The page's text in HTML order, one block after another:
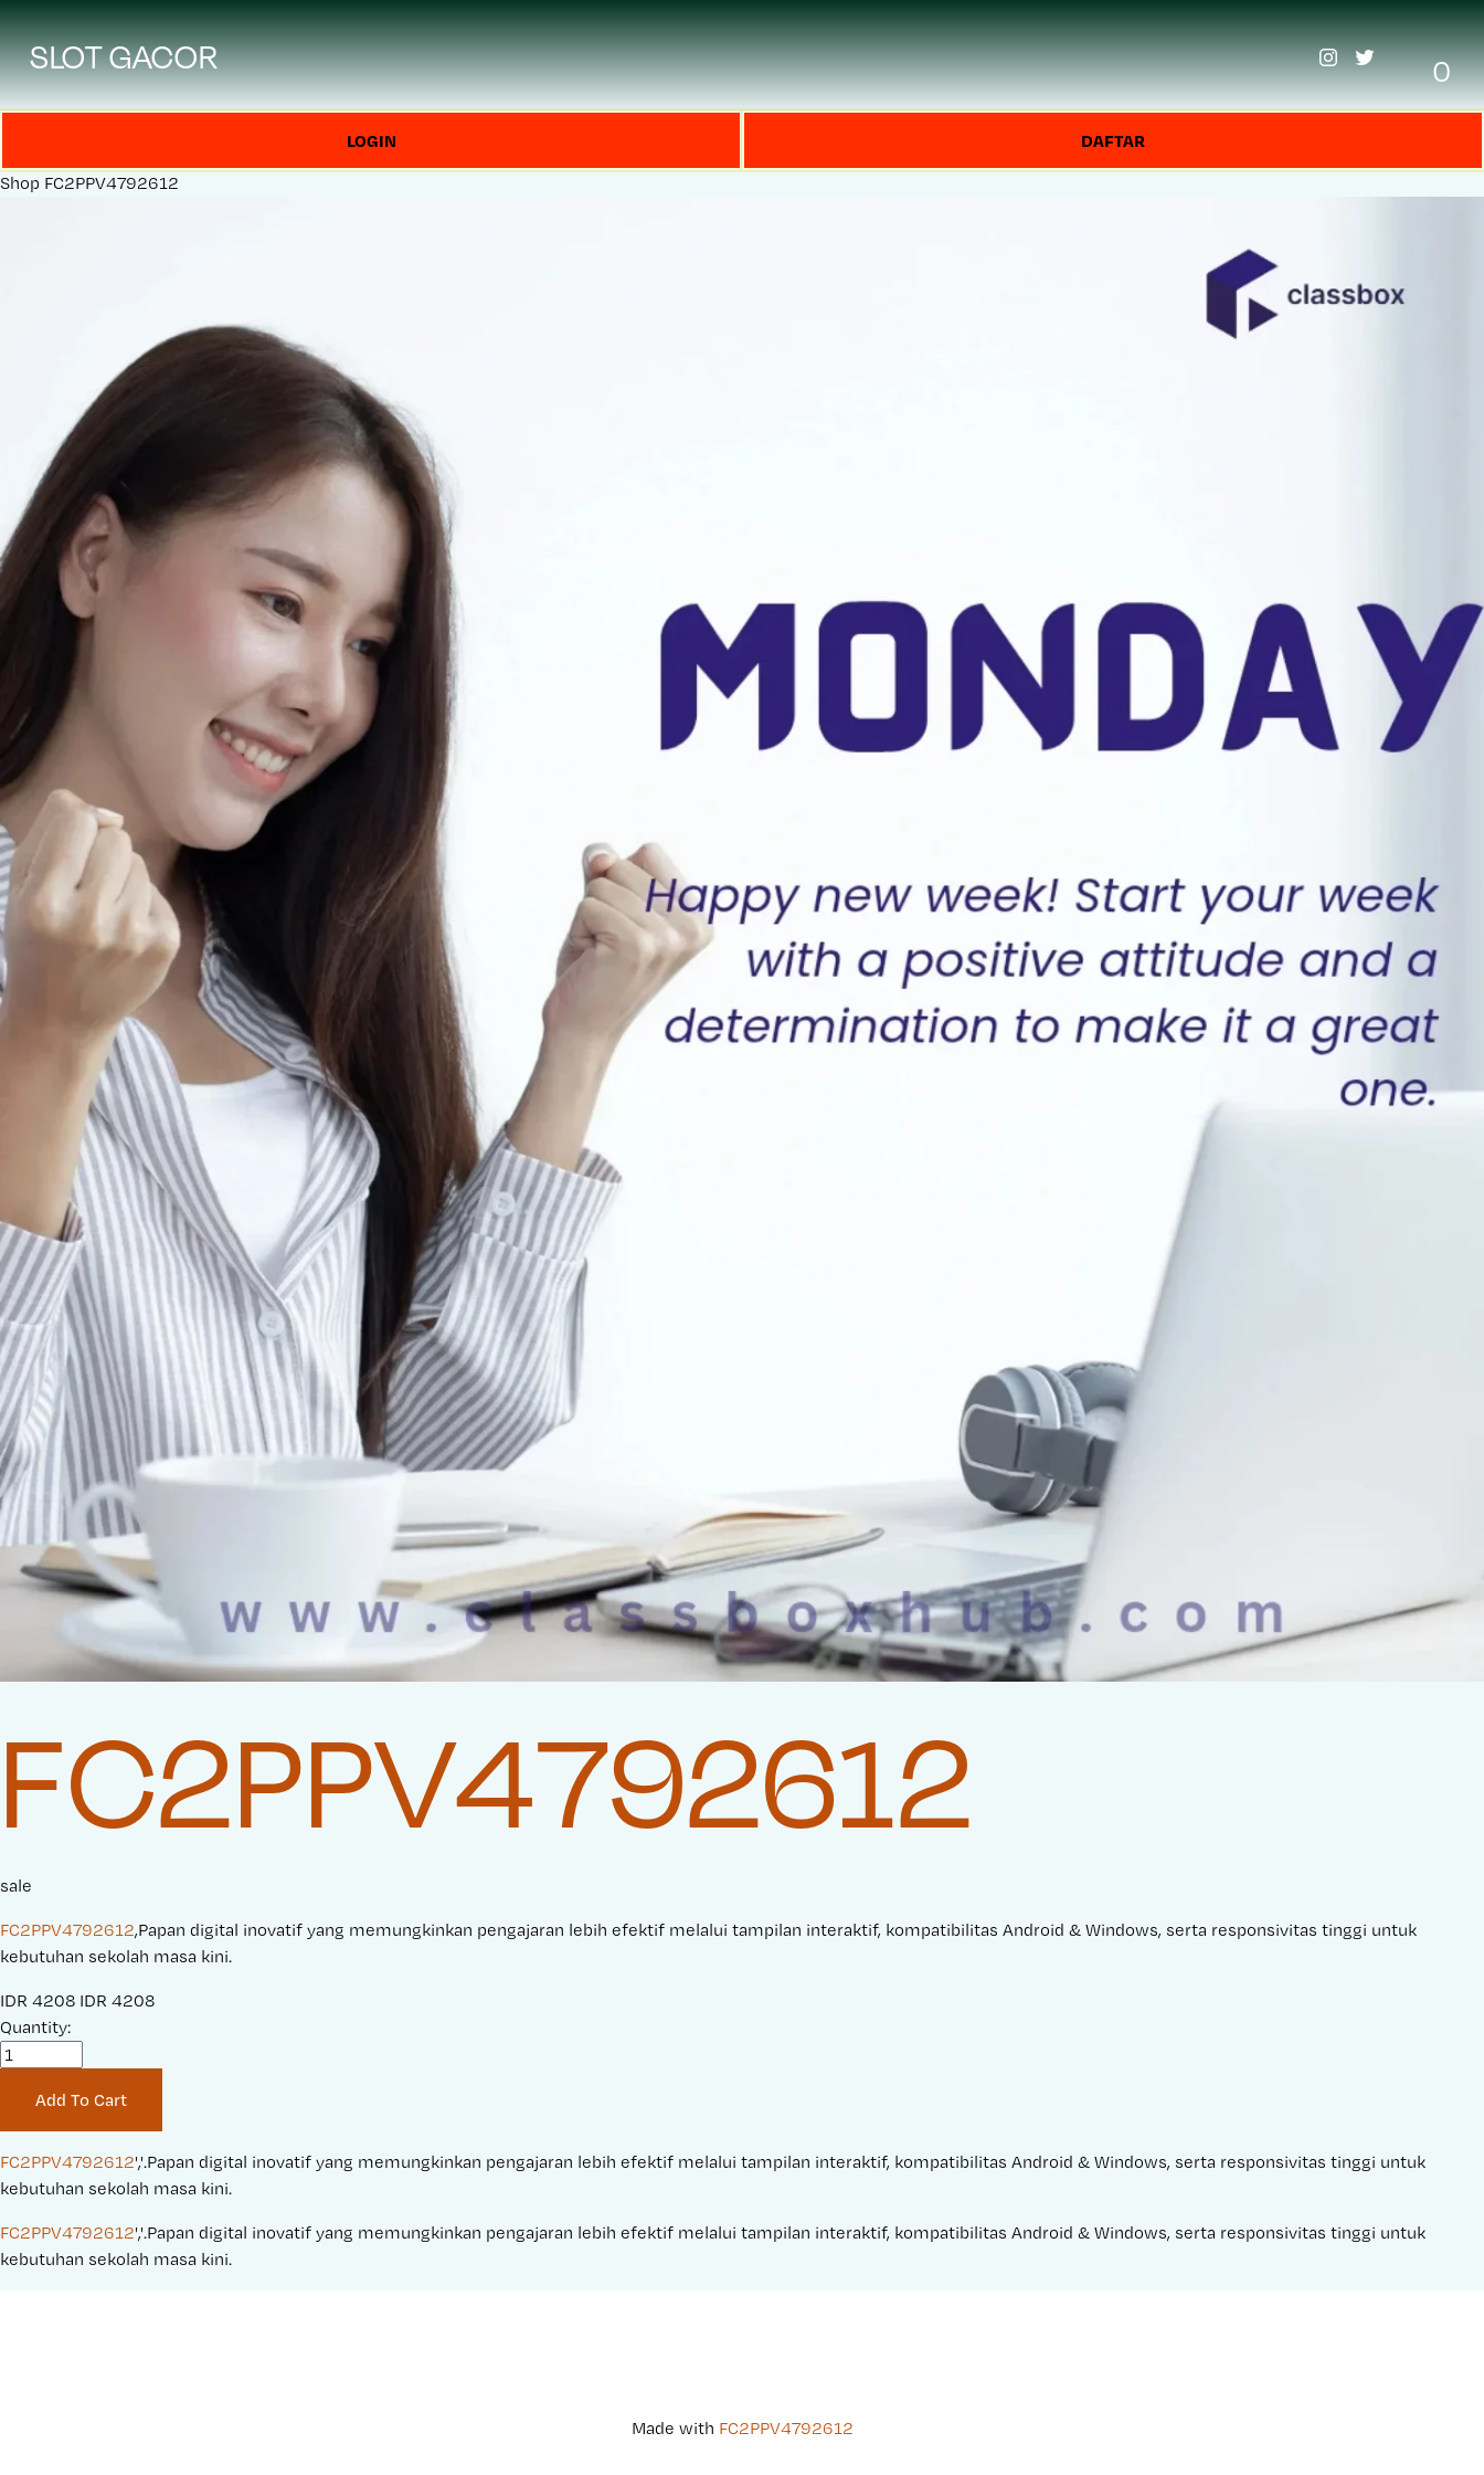
SLOT GACOR 0
LOGIN DAFTAR
Shop FC2PPV4792612
FC2PPV4792612
sale
FC2PPV4792612,Papan digital inovatif yang memungkinkan pengajaran lebih efektif melalui tampilan interaktif, kompatibilitas Android & Windows, serta responsivitas tinggi untuk
kebutuhan sekolah masa kini.
S
a
r
i
c
:
IDR 4208 O
i
n
a
l
r
i
IDR 4208
Quantity:
Add To Cart
FC2PPV4792612','.Papan digital inovatif yang memungkinkan pengajaran lebih efektif melalui tampilan interaktif, kompatibilitas Android & Windows, serta responsivitas tinggi untuk
kebutuhan sekolah masa kini.
FC2PPV4792612','.Papan digital inovatif yang memungkinkan pengajaran lebih efektif melalui tampilan interaktif, kompatibilitas Android & Windows, serta responsivitas tinggi untuk
kebutuhan sekolah masa kini.
Made with FC2PPV4792612